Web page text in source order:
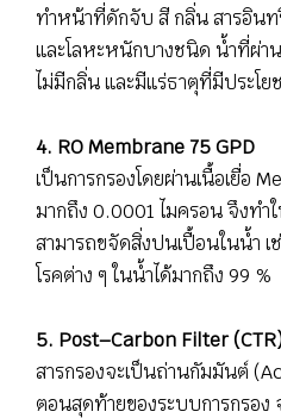
ทำหน้าที่ดักจับ สี กลิ่น สารอินท
และโลหะหนักบางชนิด น้ำที่ผ่า
ไม่มีกลิ่น และมีแร่ธาตุที่มีประโย
4. RO Membrane 75 GPD
เป็นการกรองโดยผ่านเนื้อเยื่อ
มากถึง 0.0001 ไมครอน จึงทำ
สามารถขจัดสิ่งปนเปื้อนในน้ำ เ
โรคต่าง ๆ ในน้ำได้มากถึง 99 %
5. Post–Carbon Filter
สารกรองจะเป็นถ่านกัมมันต์
ตอนสุดท้ายของระบบการกรอง